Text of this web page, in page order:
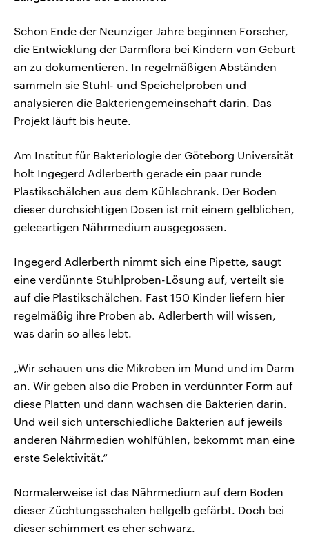
Schon Ende der Neunziger Jahre beginnen Forscher,
die Entwicklung der Darmflora bei Kindern von Geburt
an zu dokumentieren. In regelmäßigen Abständen
sammeln sie Stuhl- und Speichelproben und
analysieren die Bakteriengemeinschaft darin. Das
Projekt läuft bis heute.
Am Institut für Bakteriologie der Göteborg Universität
holt Ingegerd Adlerberth gerade ein paar runde
Plastikschälchen aus dem Kühlschrank. Der Boden
dieser durchsichtigen Dosen ist mit einem gelblichen,
geleeartigen Nährmedium ausgegossen.
Ingegerd Adlerberth nimmt sich eine Pipette, saugt
eine verdünnte Stuhlproben-Lösung auf, verteilt sie
auf die Plastikschälchen. Fast 150 Kinder liefern hier
regelmäßig ihre Proben ab. Adlerberth will wissen,
was darin so alles lebt.
„Wir schauen uns die Mikroben im Mund und im Darm
an. Wir geben also die Proben in verdünnter Form auf
diese Platten und dann wachsen die Bakterien darin.
Und weil sich unterschiedliche Bakterien auf jeweils
anderen Nährmedien wohlfühlen, bekommt man eine
erste Selektivität.“
Normalerweise ist das Nährmedium auf dem Boden
dieser Züchtungsschalen hellgelb gefärbt. Doch bei
dieser schimmert es eher schwarz.